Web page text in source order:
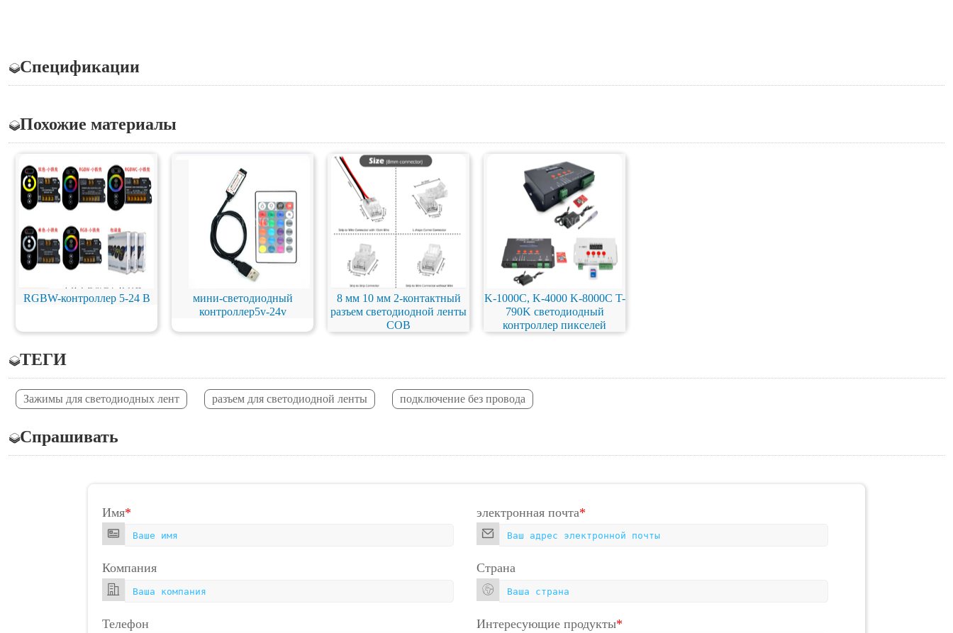
Спецификации
Похожие материалы
RGBW-контроллер 5-24 В
мини-светодиодный
контроллер5v-24v
8 мм 10 мм 2-контактный
разъем светодиодной ленты
COB
K-1000C, K-4000 K-8000C T-
790K светодиодный
контроллер пикселей
ТЕГИ
Зажимы для светодиодных лент разъем для светодиодной ленты подключение без провода
Спрашивать
Имя* электронная почта*
Компания Страна
Телефон Интересующие продукты*